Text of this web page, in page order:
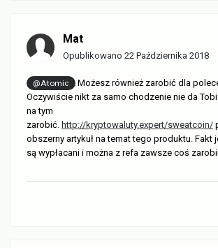
Mat
Opublikowano 22 Października 2018
@Atomic
Możesz również zarobić dla
Oczywiście nikt za samo chodzenie nie da
na tym
zarobić. http://kryptowaluty.expert/sweatcoin/
obszerny artykuł na temat tego produktu. Fakt
są wypłacani i można z refa zawsze coś